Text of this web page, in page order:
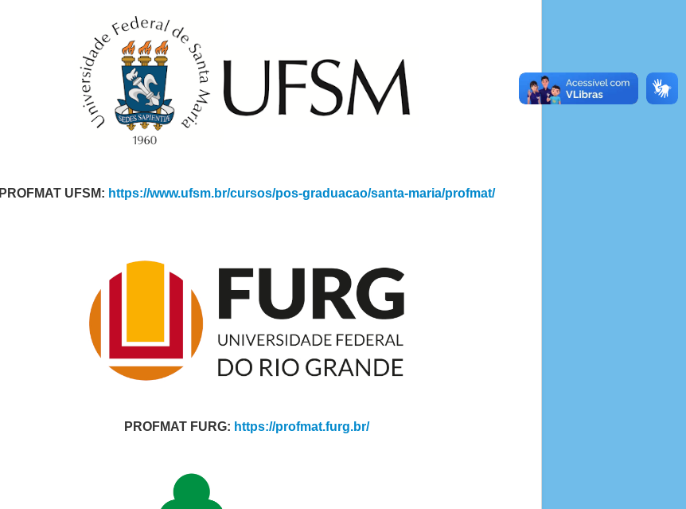
PROFMAT UFSM: https://www.ufsm.br/cursos/pos-graduacao/santa-maria/profmat/
PROFMAT FURG: https://profmat.furg.br/